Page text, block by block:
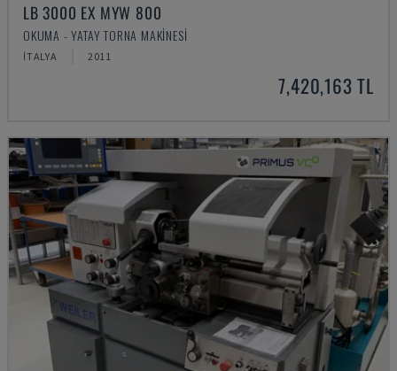
LB 3000 EX MYW 800
OKUMA - YATAY TORNA MAKINESI
İTALYA 2011
7,420,163 TL